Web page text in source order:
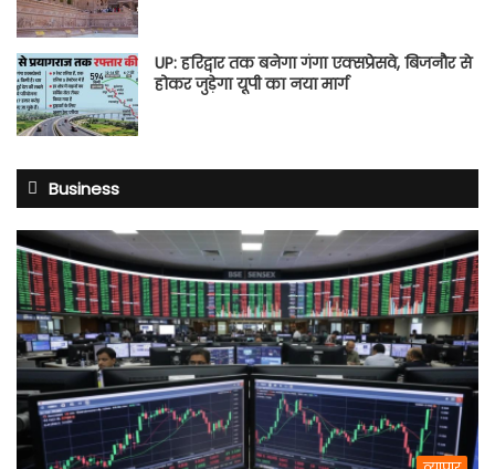
UP: हरिद्वार तक बनेगा गंगा एक्सप्रेसवे, बिजनौर से
होकर जुड़ेगा यूपी का नया मार्ग
Business